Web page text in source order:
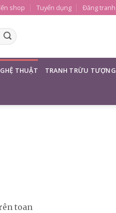
shop Tuyển dụng Đăng tranh
THUẬT TRANH TRỪU TƯỢNG
toan